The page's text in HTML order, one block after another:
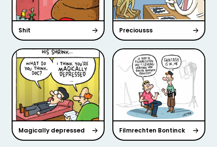
Shit Preciousss
Magically depressed Filmrechten Bontinck